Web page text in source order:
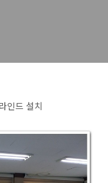
인드 설치